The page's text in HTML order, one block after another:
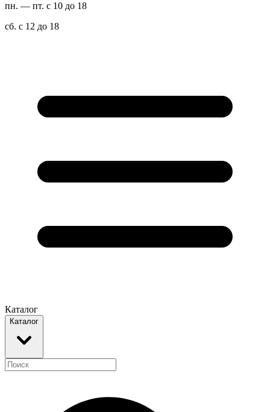
пн. — пт. с 10 до 18
сб. с 12 до 18
Каталог
Каталог